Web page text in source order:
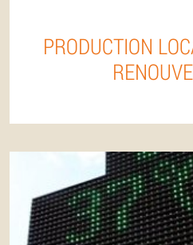
PRODUCTION